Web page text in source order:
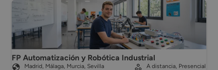
FP Automatización y Robótica Industrial
Madrid, Málaga, Murcia, Sevilla
A distancia, Presencial